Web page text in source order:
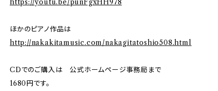
https://youtu.be/punFgxHH978
ほかのピアノ作品は
http://nakakitamusic.com/nakagitatoshio508.html
CDでのご購入は 公式ホームページ事務局まで
1680円です。